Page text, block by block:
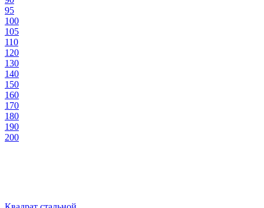
95
100
105
110
120
130
140
150
160
170
180
190
200